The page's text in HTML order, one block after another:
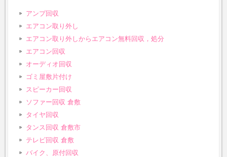
アンプ回収
エアコン取り外し
エアコン取り外しからエアコン無料回収，処分
エアコン回収
オーディオ回収
ゴミ屋敷片付け
スピーカー回収
ソファー回収 倉敷
タイヤ回収
タンス回収 倉敷市
テレビ回収 倉敷
バイク、原付回収